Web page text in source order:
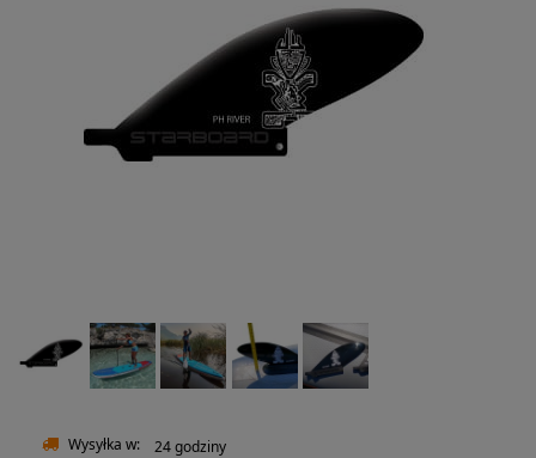
Wysyłka w: 24 godziny